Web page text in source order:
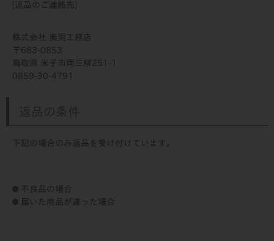
[返品のご連絡先]
株式会社 奥洞工務店
683-0853
鳥取県 米子市両三柳251-1
0859-30-4791
返品の条件
下記の場合のみ返品を受け付けています。
不良品の場合
届いた商品が違った場合